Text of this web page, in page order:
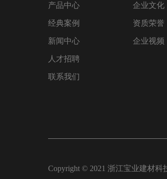
产品中心
经典案例
新闻中心
人才招聘
联系我们
企业文化
资质荣誉
企业视频
Copyright © 2021 浙江宝业建材